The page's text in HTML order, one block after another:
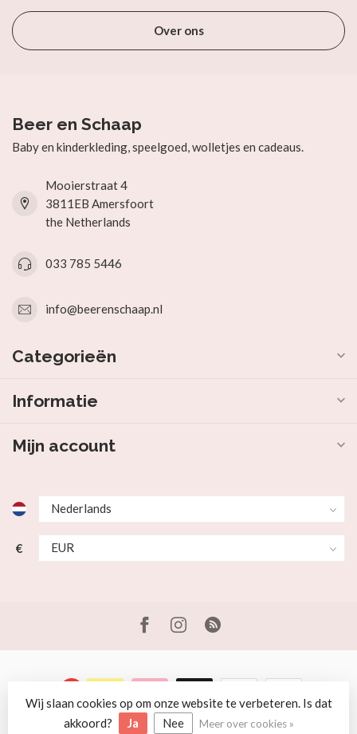
Over ons
Beer en Schaap
Baby en kinderkleding, speelgoed, wolletjes en cadeaus.
Mooierstraat 4
3811EB Amersfoort
the Netherlands
033 785 5446
info@beerenschaap.nl
Categorieën
Informatie
Mijn account
€
© Copyright 2026 Beer en Schaap
Wij slaan cookies op om onze website te verbeteren. Is dat
akkoord?
Ja Nee Meer over cookies »